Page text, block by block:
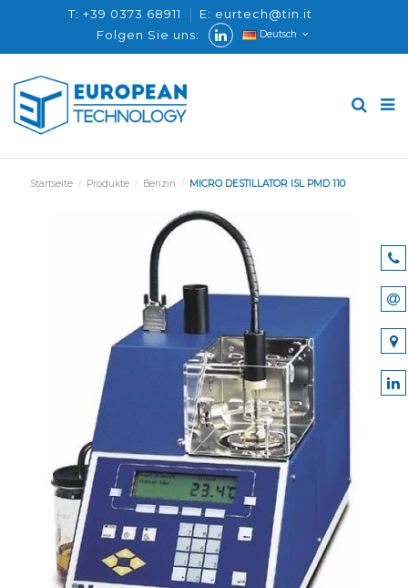
T: +39 0373 68911
E: eurtech@tin.it
Folgen Sie uns:
Deutsch
Startseite Produkte Benzin MICRO DESTILLATOR ISL PMD 110